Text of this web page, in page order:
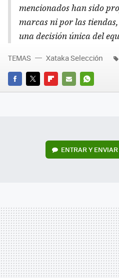
mencionados han sido
marcas ni por las
una decisión única del
FACEBOOK
TWITTERFLIPBOARD
E-
WHATSAPP
TEMAS Xataka Selección
ENTRAR Y